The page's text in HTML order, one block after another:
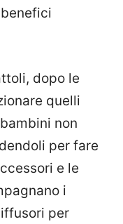
dopo le
quelli
non
per fare
e le
i
per